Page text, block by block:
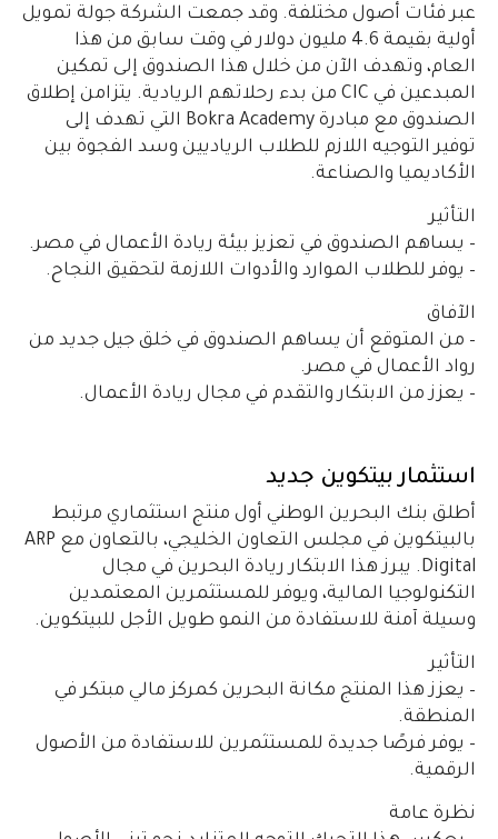
عبر فئات أصول مختلفة. وقد جمعت الشركة جولة تمويل
أولية بقيمة 4.6 مليون دولار في وقت سابق من هذا
العام، وتهدف الآن من خلال هذا الصندوق إلى تمكين
المبدعين في CIC من بدء رحلاتهم الريادية. يتزامن إطلاق
الصندوق مع مبادرة Bokra Academy التي تهدف إلى
توفير التوجيه اللازم للطلاب الرياديين وسد الفجوة بين
الأكاديميا والصناعة.
التأثير
– يساهم الصندوق في تعزيز بيئة ريادة الأعمال في مصر.
– يوفر للطلاب الموارد والأدوات اللازمة لتحقيق النجاح.
الآفاق
– من المتوقع أن يساهم الصندوق في خلق جيل جديد من
رواد الأعمال في مصر.
– يعزز من الابتكار والتقدم في مجال ريادة الأعمال.
استثمار بيتكوين جديد
أطلق بنك البحرين الوطني أول منتج استثماري مرتبط
بالبيتكوين في مجلس التعاون الخليجي، بالتعاون مع ARP
Digital. يبرز هذا الابتكار ريادة البحرين في مجال
التكنولوجيا المالية، ويوفر للمستثمرين المعتمدين
وسيلة آمنة للاستفادة من النمو طويل الأجل للبيتكوين.
التأثير
– يعزز هذا المنتج مكانة البحرين كمركز مالي مبتكر في
المنطقة.
– يوفر فرصًا جديدة للمستثمرين للاستفادة من الأصول
الرقمية.
نظرة عامة